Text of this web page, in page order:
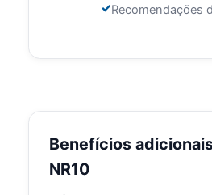
Recomendações
Benefícios
NR10